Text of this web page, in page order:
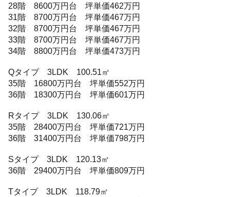
28階 8600万円台 坪単価462万円
31階 8700万円台 坪単価467万円
32階 8700万円台 坪単価467万円
33階 8700万円台 坪単価467万円
34階 8800万円台 坪単価473万円
Qタイプ 3LDK 100.51㎡
35階 16800万円台 坪単価552万円
36階 18300万円台 坪単価601万円
Rタイプ 3LDK 130.06㎡
35階 28400万円台 坪単価721万円
36階 31400万円台 坪単価798万円
Sタイプ 3LDK 120.13㎡
36階 29400万円台 坪単価809万円
Tタイプ 3LDK 118.79㎡